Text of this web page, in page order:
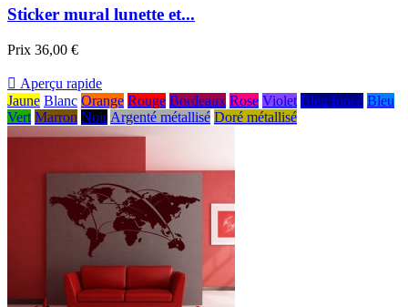
Sticker mural lunette et...
Prix 36,00 €
 Aperçu rapide
Jaune Blanc Orange Rouge Bordeaux Rose Violet Bleu foncé Bleu
Vert Marron Noir Argenté métallisé Doré métallisé